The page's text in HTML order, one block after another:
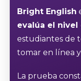
Bright English
evalúa el
estudiantes de
tomar en línea
La prueba